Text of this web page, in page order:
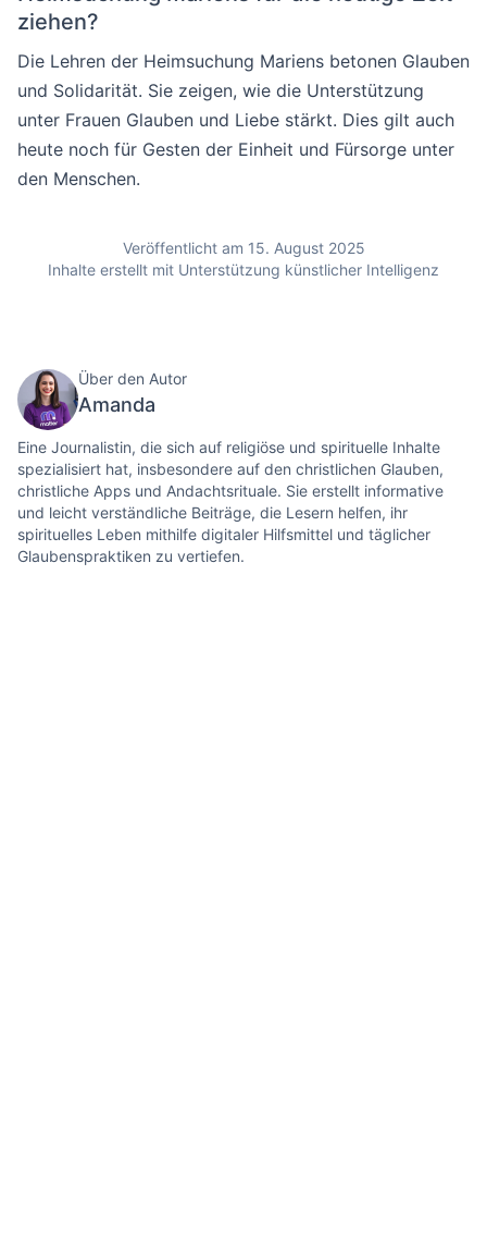
ziehen?
Die Lehren der Heimsuchung Mariens betonen Glauben
und Solidarität. Sie zeigen, wie die Unterstützung
unter Frauen Glauben und Liebe stärkt. Dies gilt auch
heute noch für Gesten der Einheit und Fürsorge unter
den Menschen.
Veröffentlicht am 15. August 2025
Inhalte erstellt mit Unterstützung künstlicher Intelligenz
Über den Autor
Amanda
Eine Journalistin, die sich auf religiöse und spirituelle Inhalte
spezialisiert hat, insbesondere auf den christlichen Glauben,
christliche Apps und Andachtsrituale. Sie erstellt informative
und leicht verständliche Beiträge, die Lesern helfen, ihr
spirituelles Leben mithilfe digitaler Hilfsmittel und täglicher
Glaubenspraktiken zu vertiefen.